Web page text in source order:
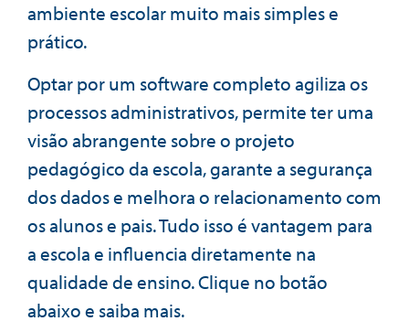
ambiente escolar muito mais simples e
prático.
Optar por um software completo agiliza os
processos administrativos, permite ter uma
visão abrangente sobre o projeto
pedagógico da escola, garante a segurança
dos dados e melhora o relacionamento com
os alunos e pais. Tudo isso é vantagem para
a escola e influencia diretamente na
qualidade de ensino. Clique no botão
abaixo e saiba mais.